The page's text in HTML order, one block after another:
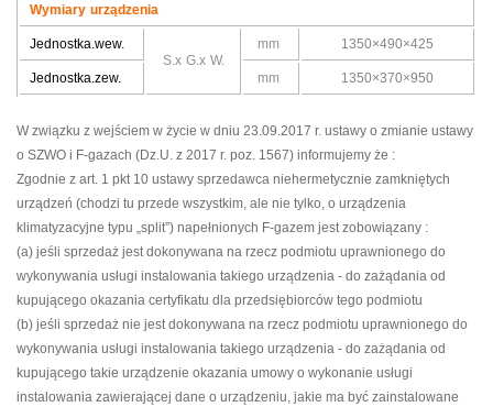
Wymiary urządzenia
Jednostka.wew.
S.x G.x W.
mm 1350×490×425
Jednostka.zew. mm 1350×370×950
W związku z wejściem w życie w dniu 23.09.2017 r. ustawy o zmianie ustawy
o SZWO i F-gazach (Dz.U. z 2017 r. poz. 1567) informujemy że :
Zgodnie z art. 1 pkt 10 ustawy sprzedawca niehermetycznie zamkniętych
urządzeń (chodzi tu przede wszystkim, ale nie tylko, o urządzenia
klimatyzacyjne typu „split”) napełnionych F-gazem jest zobowiązany :
(a) jeśli sprzedaż jest dokonywana na rzecz podmiotu uprawnionego do
wykonywania usługi instalowania takiego urządzenia - do zażądania od
kupującego okazania certyfikatu dla przedsiębiorców tego podmiotu
(b) jeśli sprzedaż nie jest dokonywana na rzecz podmiotu uprawnionego do
wykonywania usługi instalowania takiego urządzenia - do zażądania od
kupującego takie urządzenie okazania umowy o wykonanie usługi
instalowania zawierającej dane o urządzeniu, jakie ma być zainstalowane